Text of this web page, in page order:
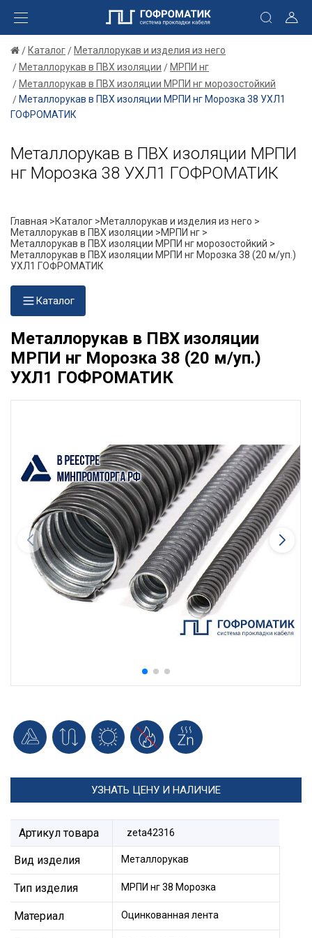
Каталог
Металлорукав и изделия из него
Металлорукав в ПВХ изоляции
МРПИ нг
Металлорукав в ПВХ изоляции МРПИ нг морозостойкий
Металлорукав в ПВХ изоляции МРПИ нг Морозка 38 УХЛ1
ГОФРОМАТИК
Металлорукав в ПВХ изоляции МРПИ
нг Морозка 38 УХЛ1 ГОФРОМАТИК
Главная >Каталог >Металлорукав и изделия из него >
Металлорукав в ПВХ изоляции >МРПИ нг >
Металлорукав в ПВХ изоляции МРПИ нг морозостойкий >
Металлорукав в ПВХ изоляции МРПИ нг Морозка 38 (20 м/уп.)
УХЛ1 ГОФРОМАТИК
Каталог
Металлорукав в ПВХ изоляции
МРПИ нг Морозка 38 (20 м/уп.)
УХЛ1 ГОФРОМАТИК
УЗНАТЬ ЦЕНУ И НАЛИЧИЕ
Артикул товара zeta42316
Вид изделия Металлорукав
Тип изделия МРПИ нг 38 Морозка
Материал Оцинкованная лента